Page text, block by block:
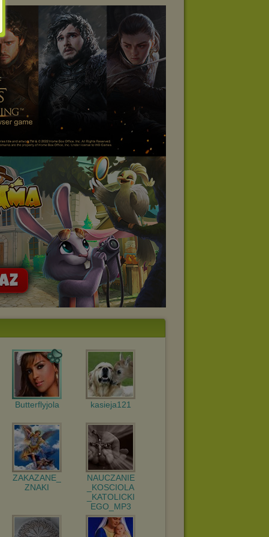
Butterflyjola kasieja121
ZAKAZANE_
ZNAKI
NAUCZANIE
_KOSCIOLA
_KATOLICKI
EGO_MP3